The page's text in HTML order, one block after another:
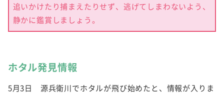
追いかけたり捕まえたりせず、逃げてしまわないよう、
静かに鑑賞しましょう。
ホタル発見情報
5月3日 源兵衛川でホタルが飛び始めたと、情報が入りま